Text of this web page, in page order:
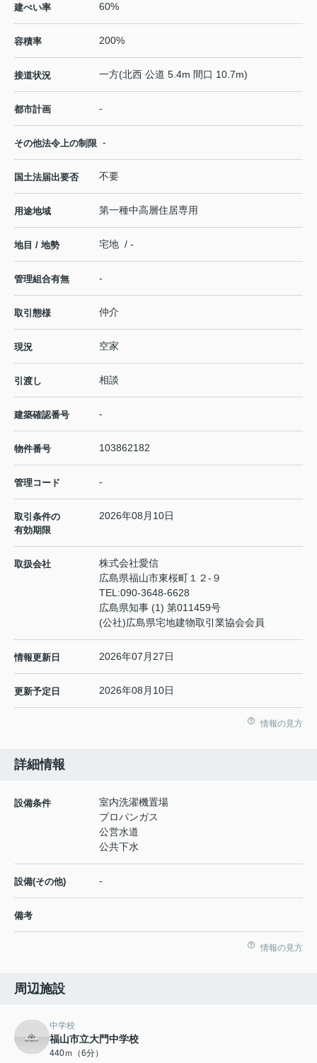
建ぺい率 60%
容積率 200%
接道状況 一方(北西 公道 5.4m 間口 10.7m)
都市計画 -
その他法令上の制限 -
国土法届出要否 不要
用途地域 第一種中高層住居専用
地目 / 地勢 宅地 / -
管理組合有無 -
取引態様 仲介
現況 空家
引渡し 相談
建築確認番号 -
物件番号 103862182
管理コード -
取引条件の
有効期限
2026年08月10日
取扱会社
株式会社愛信
広島県福山市東桜町１２-９
TEL:090-3648-6628
広島県知事 (1) 第011459号
(公社)広島県宅地建物取引業協会会員
情報更新日 2026年07月27日
更新予定日 2026年08月10日
情報の見方
詳細情報
設備条件
室内洗濯機置場
プロパンガス
公営水道
公共下水
設備(その他) -
備考
情報の見方
周辺施設
中学校
福山市立大門中学校
440ｍ（6分）